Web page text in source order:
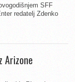
SFF
redatelj Zdenko
Arizone